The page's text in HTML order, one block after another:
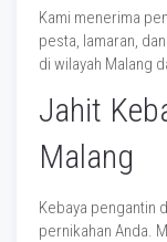
Kami menerima
pesta, lamaran,
di wilayah Malang
Jahit
Malang
Kebaya pengantin
pernikahan Anda.